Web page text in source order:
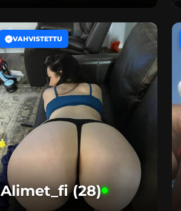
VAHVISTETTU
Alimet_fi (28)